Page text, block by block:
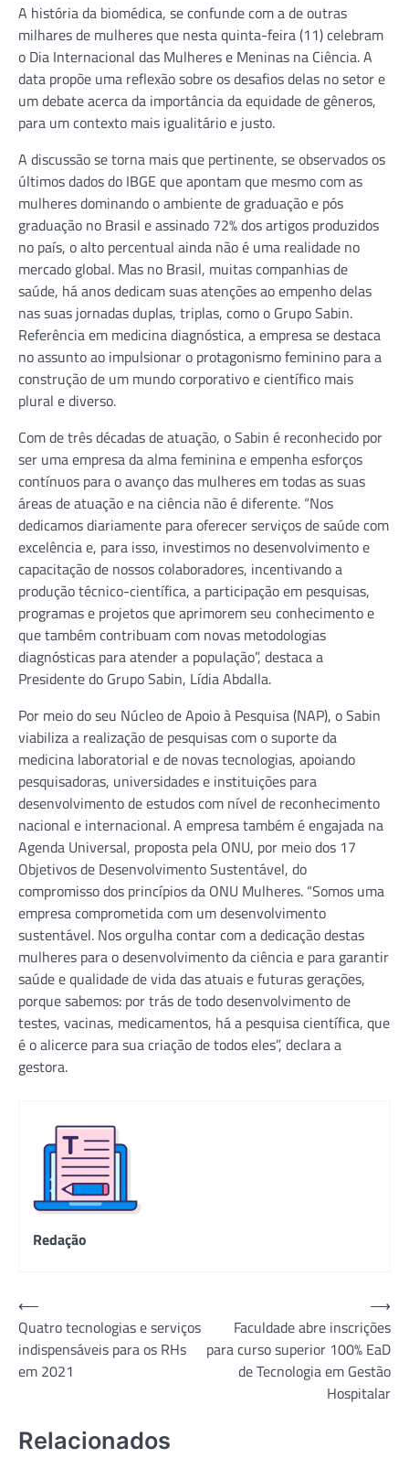
A história da biomédica, se confunde com a de outras
milhares de mulheres que nesta quinta-feira (11) celebram
o Dia Internacional das Mulheres e Meninas na Ciência. A
data propõe uma reflexão sobre os desafios delas no setor e
um debate acerca da importância da equidade de gêneros,
para um contexto mais igualitário e justo.
A discussão se torna mais que pertinente, se observados os
últimos dados do IBGE que apontam que mesmo com as
mulheres dominando o ambiente de graduação e pós
graduação no Brasil e assinado 72% dos artigos produzidos
no país, o alto percentual ainda não é uma realidade no
mercado global. Mas no Brasil, muitas companhias de
saúde, há anos dedicam suas atenções ao empenho delas
nas suas jornadas duplas, triplas, como o Grupo Sabin.
Referência em medicina diagnóstica, a empresa se destaca
no assunto ao impulsionar o protagonismo feminino para a
construção de um mundo corporativo e científico mais
plural e diverso.
Com de três décadas de atuação, o Sabin é reconhecido por
ser uma empresa da alma feminina e empenha esforços
contínuos para o avanço das mulheres em todas as suas
áreas de atuação e na ciência não é diferente. “Nos
dedicamos diariamente para oferecer serviços de saúde com
excelência e, para isso, investimos no desenvolvimento e
capacitação de nossos colaboradores, incentivando a
produção técnico-científica, a participação em pesquisas,
programas e projetos que aprimorem seu conhecimento e
que também contribuam com novas metodologias
diagnósticas para atender a população”, destaca a
Presidente do Grupo Sabin, Lídia Abdalla.
Por meio do seu Núcleo de Apoio à Pesquisa (NAP), o Sabin
viabiliza a realização de pesquisas com o suporte da
medicina laboratorial e de novas tecnologias, apoiando
pesquisadoras, universidades e instituições para
desenvolvimento de estudos com nível de reconhecimento
nacional e internacional. A empresa também é engajada na
Agenda Universal, proposta pela ONU, por meio dos 17
Objetivos de Desenvolvimento Sustentável, do
compromisso dos princípios da ONU Mulheres. “Somos uma
empresa comprometida com um desenvolvimento
sustentável. Nos orgulha contar com a dedicação destas
mulheres para o desenvolvimento da ciência e para garantir
saúde e qualidade de vida das atuais e futuras gerações,
porque sabemos: por trás de todo desenvolvimento de
testes, vacinas, medicamentos, há a pesquisa científica, que
é o alicerce para sua criação de todos eles”, declara a
gestora.
Redação
Navegação
de
Post
⟵
Quatro tecnologias e serviços
indispensáveis para os RHs
em 2021
Faculdade abre inscrições
para curso superior 100% EaD
de Tecnologia em Gestão
Hospitalar
⟶
Relacionados